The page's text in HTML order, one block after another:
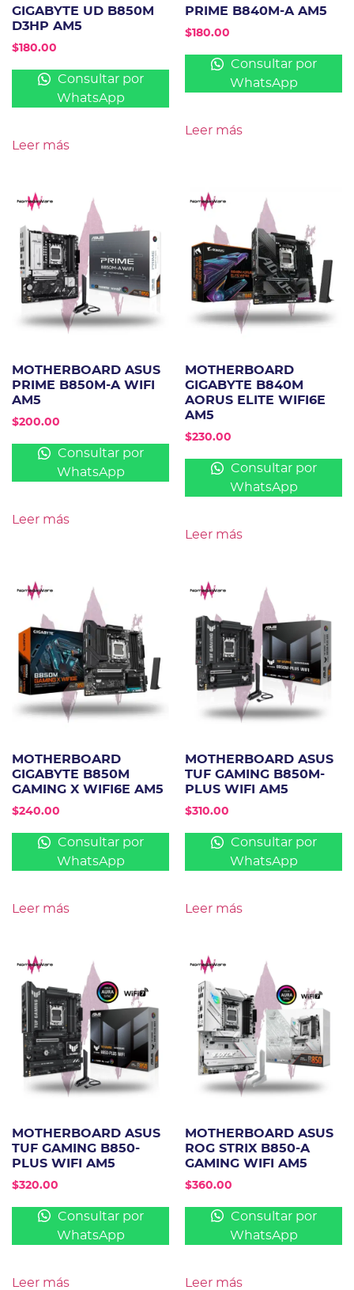
GIGABYTE UD B850M
D3HP AM5
$180.00
Consultar por
WhatsApp
Leer más
PRIME B840M-A AM5
$180.00
Consultar por
WhatsApp
Leer más
MOTHERBOARD ASUS
PRIME B850M-A WIFI
AM5
$200.00
Consultar por
WhatsApp
Leer más
MOTHERBOARD
GIGABYTE B840M
AORUS ELITE WIFI6E
AM5
$230.00
Consultar por
WhatsApp
Leer más
MOTHERBOARD
GIGABYTE B850M
GAMING X WIFI6E AM5
$240.00
Consultar por
WhatsApp
Leer más
MOTHERBOARD ASUS
TUF GAMING B850M-
PLUS WIFI AM5
$310.00
Consultar por
WhatsApp
Leer más
MOTHERBOARD ASUS
TUF GAMING B850-
PLUS WIFI AM5
$320.00
Consultar por
WhatsApp
Leer más
MOTHERBOARD ASUS
ROG STRIX B850-A
GAMING WIFI AM5
$360.00
Consultar por
WhatsApp
Leer más